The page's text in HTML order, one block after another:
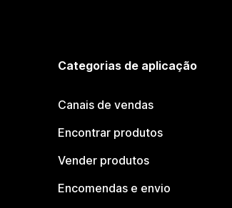
Categorias de aplicação
Canais de vendas
Encontrar produtos
Vender produtos
Encomendas e envio